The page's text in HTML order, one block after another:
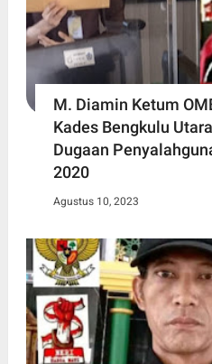
M. Diamin Ketum
Kades Bengkulu
Dugaan
2020
Agustus 10, 2023